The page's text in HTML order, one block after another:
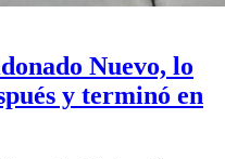
Nuevo, lo
y terminó en